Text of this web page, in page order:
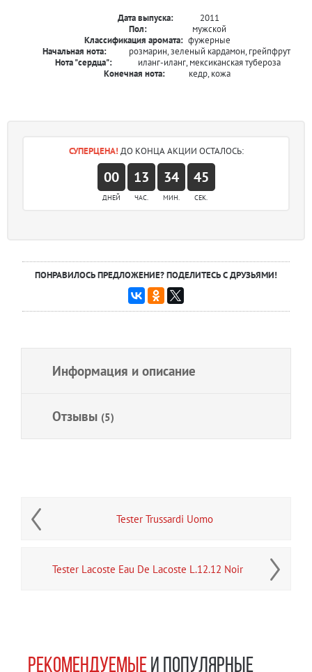
Дата выпуска:
2011
Пол:
мужской
Классификация аромата: фужерные
Начальная нота:
розмарин, зеленый кардамон, грейпфрут
Нота "сердца":
иланг-иланг, мексиканская тубероза
Конечная нота:
кедр, кожа
СУПЕРЦЕНА! ДО КОНЦА АКЦИИ ОСТАЛОСЬ:
00 13 34 45
ДНЕЙ ЧАС. МИН. СЕК.
ПОНРАВИЛОСЬ ПРЕДЛОЖЕНИЕ? ПОДЕЛИТЕСЬ С ДРУЗЬЯМИ!
Информация и описание
Отзывы (5)
Tester Trussardi Uomo
Tester Lacoste Eau De Lacoste L.12.12 Noir
РЕКОМЕНДУЕМЫЕ И ПОПУЛЯРНЫЕ